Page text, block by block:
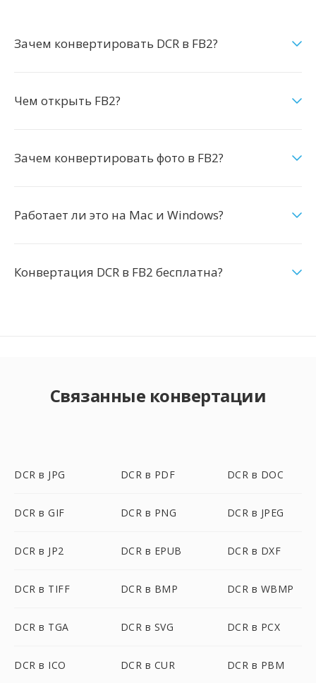
Зачем конвертировать DCR в FB2?
Чем открыть FB2?
Зачем конвертировать фото в FB2?
Работает ли это на Mac и Windows?
Конвертация DCR в FB2 бесплатна?
Связанные конвертации
DCR в JPG DCR в PDF DCR в DOC
DCR в GIF DCR в PNG DCR в JPEG
DCR в JP2 DCR в EPUB DCR в DXF
DCR в TIFF DCR в BMP DCR в WBMP
DCR в TGA DCR в SVG DCR в PCX
DCR в ICO DCR в CUR DCR в PBM